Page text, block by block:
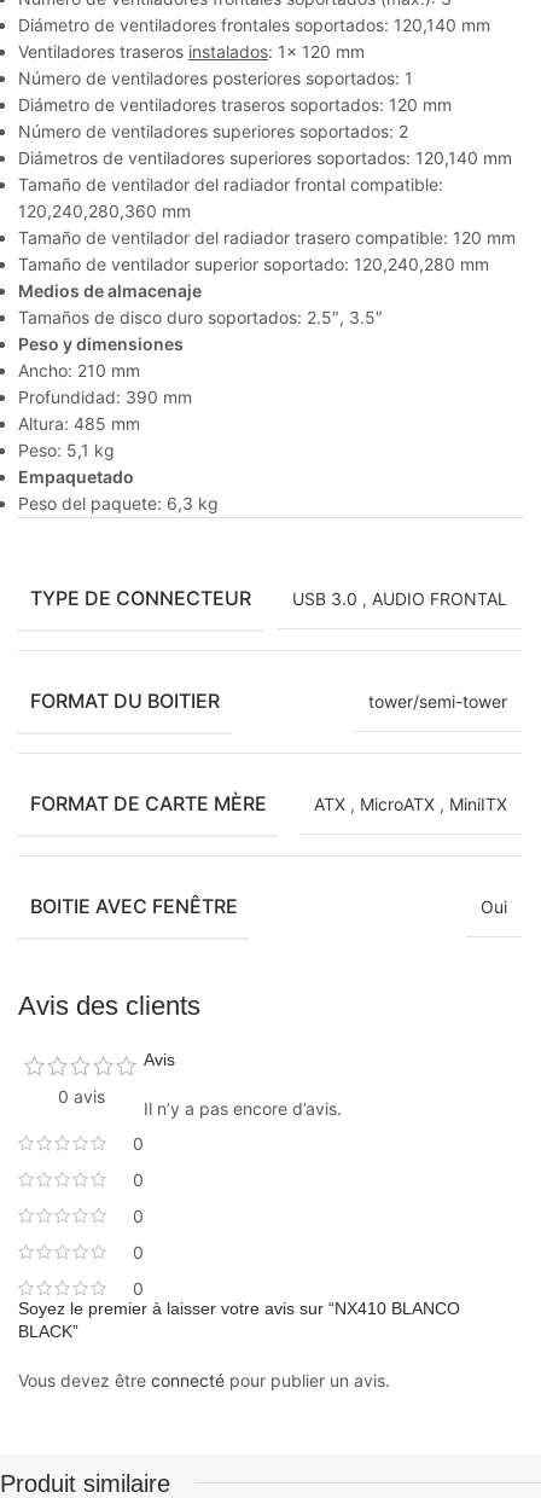
Diámetro de ventiladores frontales soportados: 120,140 mm
Ventiladores traseros instalados: 1x 120 mm
Número de ventiladores posteriores soportados: 1
Diámetro de ventiladores traseros soportados: 120 mm
Número de ventiladores superiores soportados: 2
Diámetros de ventiladores superiores soportados: 120,140 mm
Tamaño de ventilador del radiador frontal compatible:
120,240,280,360 mm
Tamaño de ventilador del radiador trasero compatible: 120 mm
Tamaño de ventilador superior soportado: 120,240,280 mm
Medios de almacenaje
Tamaños de disco duro soportados: 2.5″, 3.5″
Peso y dimensiones
Ancho: 210 mm
Profundidad: 390 mm
Altura: 485 mm
Peso: 5,1 kg
Empaquetado
Peso del paquete: 6,3 kg
TYPE DE CONNECTEUR USB 3.0 , AUDIO FRONTAL
FORMAT DU BOITIER tower/semi-tower
FORMAT DE CARTE MÈRE ATX , MicroATX , MiniITX
BOITIE AVEC FENÊTRE Oui
Avis des clients
0 avis
0
0
0
0
0
Avis
Il n’y a pas encore d’avis.
Soyez le premier à laisser votre avis sur “NX410 BLANCO
BLACK”
Vous devez être connecté pour publier un avis.
Produit similaire